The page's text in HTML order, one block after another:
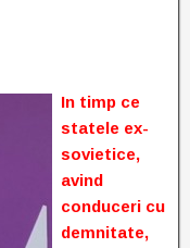
In timp ce
statele ex-
sovietice,
avind
conduceri cu
demnitate,